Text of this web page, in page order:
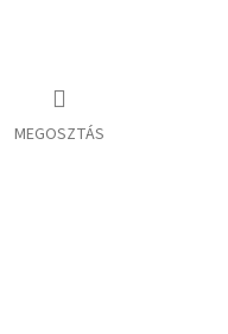
MEGOSZTÁS